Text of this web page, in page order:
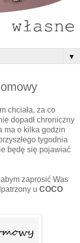
▼
chciała, za co
dopadł chroniczny
ma o kilka godzin
tygodnia
będę się pojawiać
zaprosić Was
u COCO